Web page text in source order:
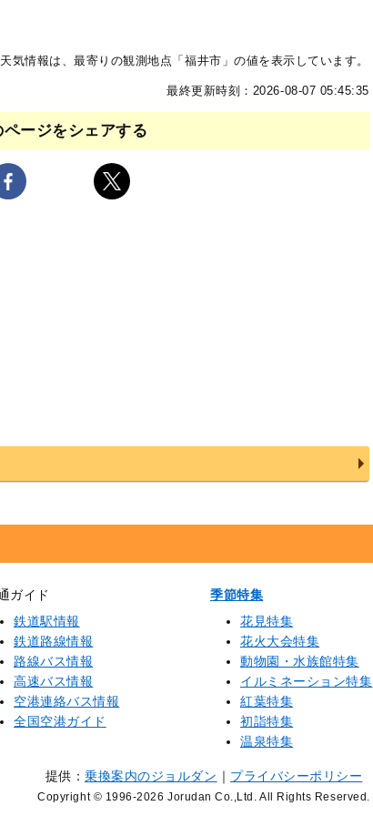
気情報は、最寄りの観測地点「福井市」の値を表示しています。
最終更新時刻：2026-08-07 05:45:35
ページをシェアする
ガイド
鉄道駅情報
鉄道路線情報
路線バス情報
高速バス情報
空港連絡バス情報
全国空港ガイド
季節特集
花見特集
花火大会特集
動物園・水族館特集
イルミネーション特集
紅葉特集
初詣特集
温泉特集
提供：乗換案内のジョルダン ｜ プライバシーポリシー
Copyright © 1996-2026 Jorudan Co.,Ltd. All Rights Reserved.